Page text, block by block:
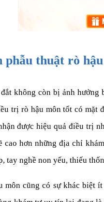
phẫu thuật rò
không còn bị ảnh
trị rò hậu môn tốt có
được hiệu quả điều trị
hơn những địa chỉ
tay nghề non yếu, thiếu
môn cũng có sự khác biệt